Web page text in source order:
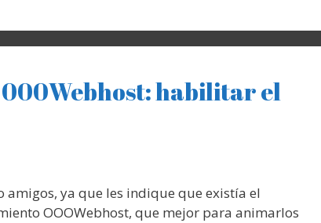
habilitar el
amigos, ya que les indique que existía el
OOOWebhost, que mejor para animarlos